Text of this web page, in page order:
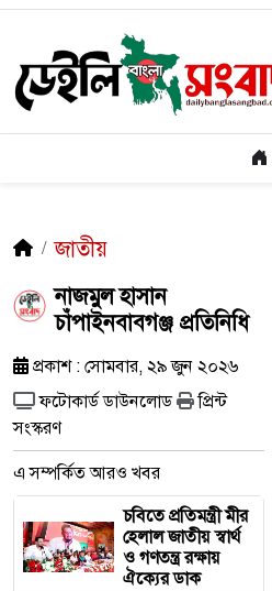
জাতীয়
নাজমুল হাসান
চাঁপাইনবাবগঞ্জ প্রতিনিধি
প্রকাশ : সোমবার, ২৯ জুন ২০২৬
ফটোকার্ড ডাউনলোড
প্রিন্ট
সংস্করণ
এ সম্পর্কিত আরও খবর
চবিতে প্রতিমন্ত্রী মীর
হেলাল জাতীয় স্বার্থ
ও গণতন্ত্র রক্ষায়
ঐক্যের ডাক